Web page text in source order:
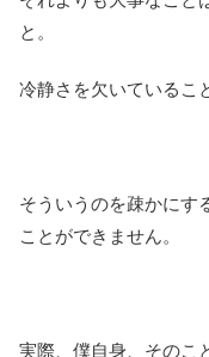
と。
冷静さを欠いているこ
そういうのを疎かにす
ことができません。
実際、僕自身、そのこ